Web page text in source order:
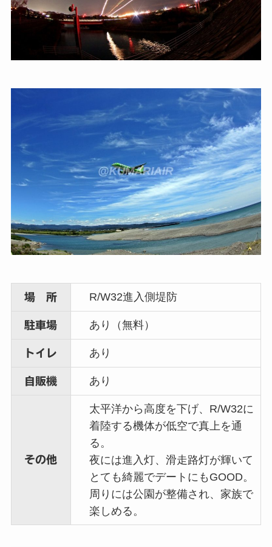
場 所 R/W32進入側堤防
駐車場 あり（無料）
トイレ あり
自販機 あり
その他
太平洋から高度を下げ、R/W32に
着陸する機体が低空で真上を通
る。
夜には進入灯、滑走路灯が輝いて
とても綺麗でデートにもGOOD。
周りには公園が整備され、家族で
楽しめる。